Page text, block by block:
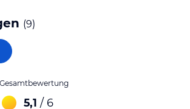
(9)
Gesamtbewertung
5,1 / 6